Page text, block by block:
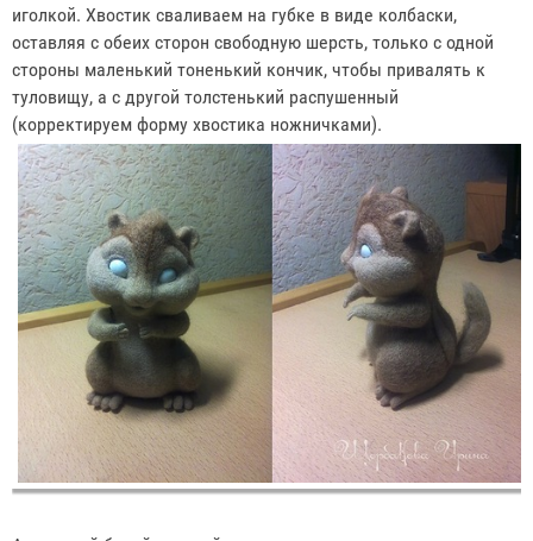
иголкой. Хвостик сваливаем на губке в виде колбаски,
оставляя с обеих сторон свободную шерсть, только с одной
стороны маленький тоненький кончик, чтобы привалять к
туловищу, а с другой толстенький распушенный
(корректируем форму хвостика ножничками).